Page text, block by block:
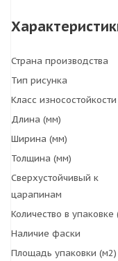
Страна производства
Тип рисунка
Класс износостойкости
Длина (мм)
Ширина (мм)
Толщина (мм)
Сверхустойчивый к
царапинам
Количество в упаковке
Наличие фаски
Площадь упаковки (м2)